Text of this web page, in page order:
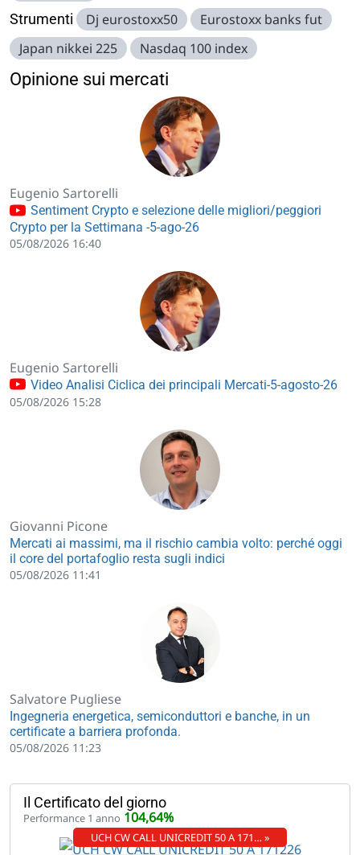
Strumenti Dj eurostoxx50
Eurostoxx banks fut
Japan nikkei 225
Nasdaq 100 index
Opinione sui mercati
Eugenio Sartorelli
Sentiment Crypto e selezione delle migliori/peggiori
Crypto per la Settimana -5-ago-26
05/08/2026 16:40
Eugenio Sartorelli
Video Analisi Ciclica dei principali Mercati-5-agosto-26
05/08/2026 15:28
Giovanni Picone
Mercati ai massimi, ma il rischio cambia volto: perché oggi
il core del portafoglio resta sugli indici
05/08/2026 11:41
Salvatore Pugliese
Ingegneria energetica, semiconduttori e banche, in un
certificate a barriera profonda.
05/08/2026 11:23
Il Certificato del giorno
Performance 1 anno 104,64%
UCH CW CALL UNICREDIT 50 A 171… »